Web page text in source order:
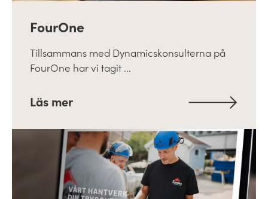
FourOne
Tillsammans med Dynamicskonsulterna på
FourOne har vi tagit ...
Läs mer